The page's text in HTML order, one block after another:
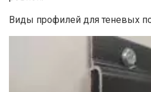
Виды профилей для теневых